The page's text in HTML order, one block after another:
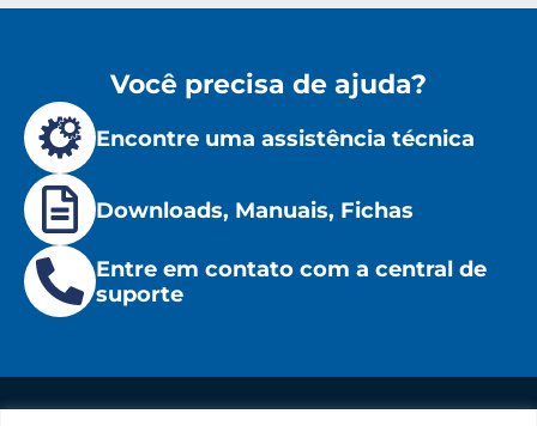
Você precisa de ajuda?
Encontre uma assistência técnica
Downloads, Manuais, Fichas
Entre em contato com a central de
suporte